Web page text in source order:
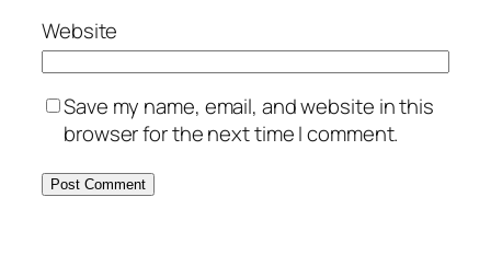
Website
Save my name, email, and website in this
browser for the next time I comment.